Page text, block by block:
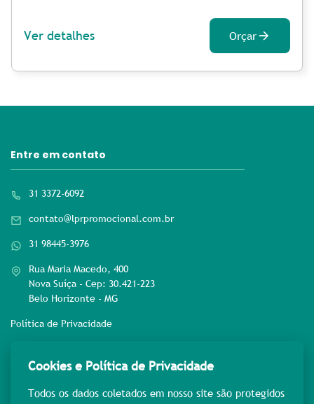
Ver detalhes Orçar
Entre em contato
31 3372-6092
contato@lprpromocional.com.br
31 98445-3976
Rua Maria Macedo, 400
Nova Suíça - Cep: 30.421-223
Belo Horizonte - MG
Política de Privacidade
Rede sociais
Cookies e Política de Privacidade
Todos os dados coletados em nosso site são protegidos